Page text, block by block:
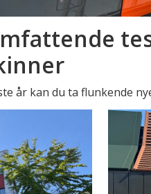
år kan du ta flunkende